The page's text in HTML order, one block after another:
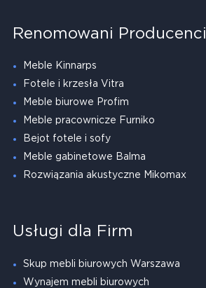
Renomowani Producenci
Meble Kinnarps
Fotele i krzesła Vitra
Meble biurowe Profim
Meble pracownicze Furniko
Bejot fotele i sofy
Meble gabinetowe Balma
Rozwiązania akustyczne Mikomax
Usługi dla Firm
Skup mebli biurowych Warszawa
Wynajem mebli biurowych